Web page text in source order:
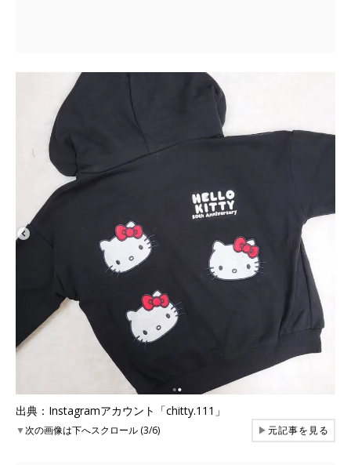
出典：Instagramアカウント「chitty.111」
▼次の画像は下へスクロール (3/6) ▶元記事を見る